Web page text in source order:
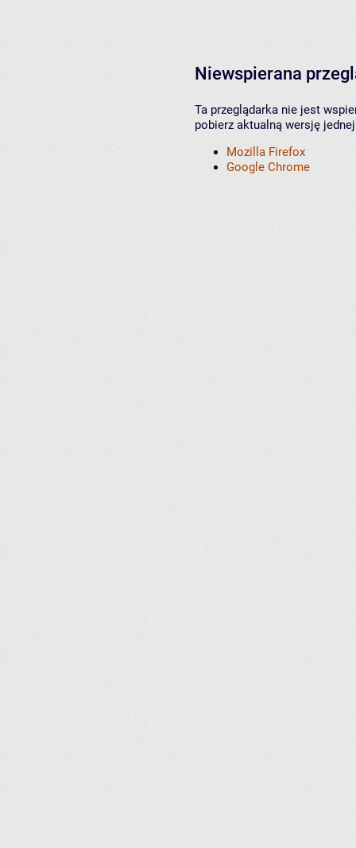
Niewspierana
Ta przeglądarka nie jest
pobierz aktualną wersję
Mozilla Firefox
Google Chrome